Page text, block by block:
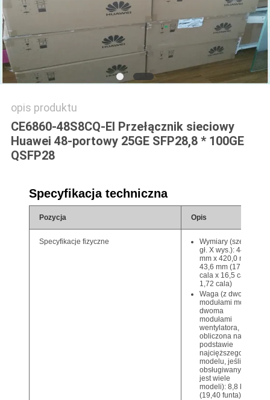
opis produktu
CE6860-48S8CQ-EI Przełącznik sieciowy
Huawei 48-portowy 25GE SFP28,8 * 100GE
QSFP28
Specyfikacja techniczna
Pozycja Opis
Specyfikacje fizyczne
Wymiary (szer. X
gł. X wys.): 442,0
mm x 420,0 mm x
43,6 mm (17,4
cala x 16,5 cala x
1,72 cala)
Waga (z dwoma
modułami mocy i
dwoma
modułami
wentylatora,
obliczona na
podstawie
najcięższego
modelu, jeśli
obsługiwanych
jest wiele
modeli): 8,8 kg
(19,40 funta)